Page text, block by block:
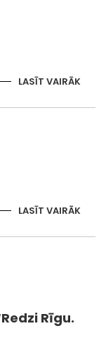
LASĪT VAIRĀK
LASĪT VAIRĀK
Rīgu.